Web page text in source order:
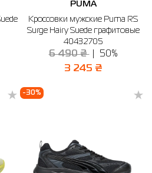
PUMA
Кроссовки мужские Puma RS
Surge Hairy Suede графитовые
40432705
6 490 ₴ 50%
3 245 ₴
-30%